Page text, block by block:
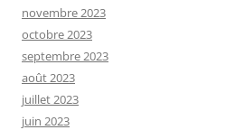
novembre 2023
octobre 2023
septembre 2023
août 2023
juillet 2023
juin 2023